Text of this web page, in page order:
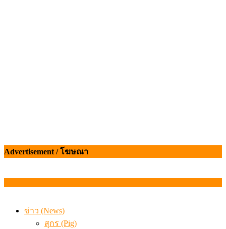
Advertisement / โฆษณา
ข่าว (News)
สุกร (Pig)